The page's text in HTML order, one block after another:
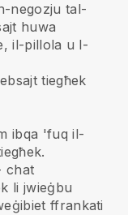
negozju tal-
huwa
il-pillola u l-
tiegħek
ibqa 'fuq il-
chat
li jwieġbu
ffrankati